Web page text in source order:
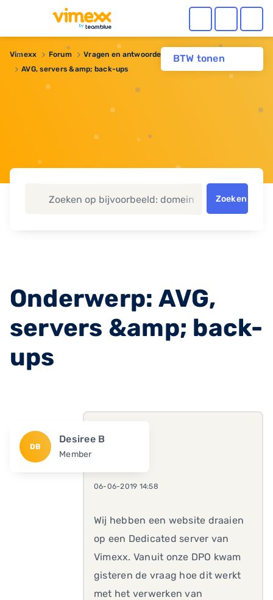
BTW tonen
Vimexx Forum
Vragen en antwoorden
AVG, servers &amp; back-ups
Zoeken
Onderwerp: AVG,
servers &amp; back-
ups
DB
Desiree B
Member
06-06-2019 14:58
Wij hebben een website draaien
op een Dedicated server van
Vimexx. Vanuit onze DPO kwam
gisteren de vraag hoe dit werkt
met het verwerken van